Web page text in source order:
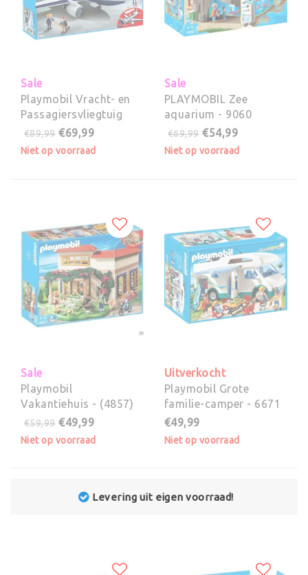
Sale
Playmobil Vracht- en
Passagiersvliegtuig
met Verkeerstoren -
5261
€89,99 €69,99
Niet op voorraad
Sale
PLAYMOBIL Zee
aquarium - 9060
€69,99 €54,99
Niet op voorraad
Sale
Playmobil
Vakantiehuis - (4857)
€59,99 €49,99
Niet op voorraad
Uitverkocht
Playmobil Grote
familie-camper - 6671
€49,99
Niet op voorraad
uit eigen voorraad!